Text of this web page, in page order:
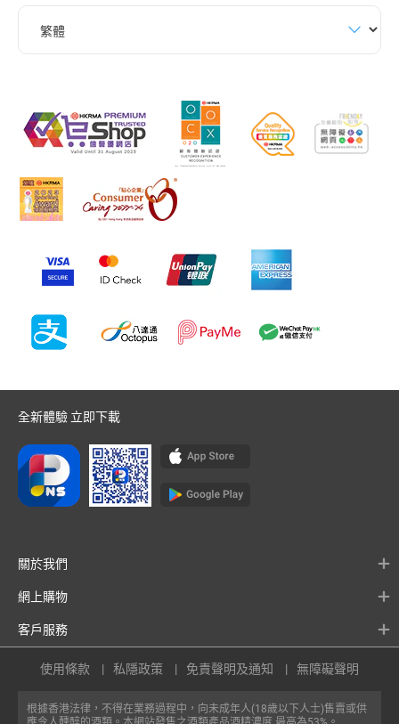
全新體驗 立即下載
關於我們
網上購物
客戶服務
根據香港法律，不得在業務過程中，向未成年人(18歲以下人士)售賣或供
使用條款 私隱政策 免責聲明及通知 無障礙聲明